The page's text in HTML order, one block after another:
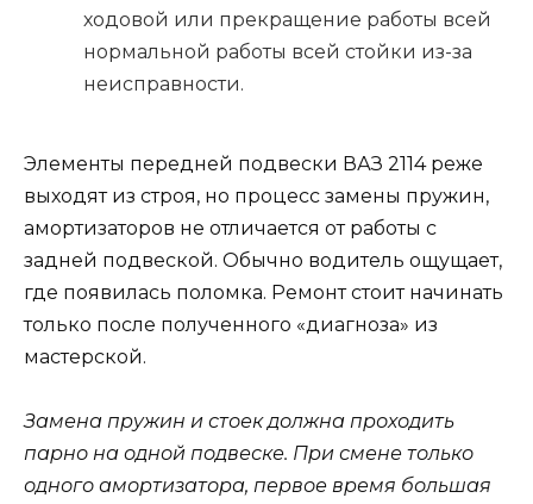
ходовой или прекращение работы всей
нормальной работы всей стойки из-за
неисправности.
Элементы передней подвески ВАЗ 2114 реже
выходят из строя, но процесс замены пружин,
амортизаторов не отличается от работы с
задней подвеской. Обычно водитель ощущает,
где появилась поломка. Ремонт стоит начинать
только после полученного «диагноза» из
мастерской.
Замена пружин и стоек должна проходить
парно на одной подвеске. При смене только
одного амортизатора, первое время большая